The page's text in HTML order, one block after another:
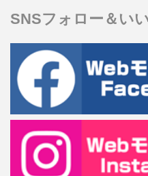
SNSフォロー＆い